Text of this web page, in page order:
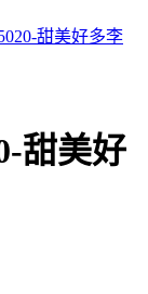
甜美好多李
甜美好